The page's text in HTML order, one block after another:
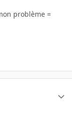
problème =